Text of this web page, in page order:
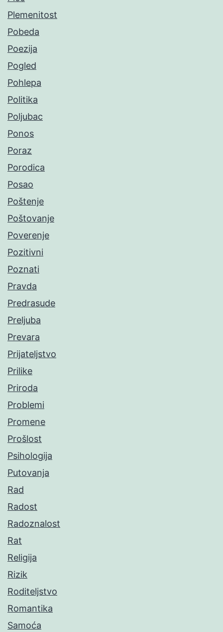
Plemenitost
Pobeda
Poezija
Pogled
Pohlepa
Politika
Poljubac
Ponos
Poraz
Porodica
Posao
Poštenje
Poštovanje
Poverenje
Pozitivni
Poznati
Pravda
Predrasude
Preljuba
Prevara
Prijateljstvo
Prilike
Priroda
Problemi
Promene
Prošlost
Psihologija
Putovanja
Rad
Radost
Radoznalost
Rat
Religija
Rizik
Roditeljstvo
Romantika
Samoća